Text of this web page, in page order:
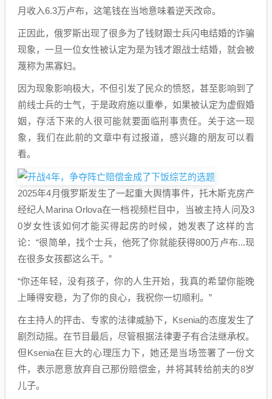
月收入6.3万卢布，这笔钱在当地意味着逆天改命。
正因此，俄罗斯出现了很多为了钱财跟士兵闪电结婚的诈骗
现象，一旦一位女性被认定为是为钱才跟战士结婚，就会被
蔑称为黑寡妇。
因为现象影响极大，不但引发了民众的愤怒，甚至影响到了
前线士兵的士气，于是政府施以重拳，如果被认定为虚假婚
姻，存活下来的人很可能就要面临刑事责任。关于这一现
象，我们在此前的文章中有过报道，感兴趣的朋友可以看
看。
2025年4月俄罗斯发生了一起重大舆情事件，托木斯克房产
经纪人Marina Orlova在一档视频栏目中，当被主持人问及3
0岁女性该如何才能买得起房的时候，她发表了这样的言
论：“很简单，找个士兵，他死了你就能获得800万卢布...现
在很多女孩都这么干。”
“你还年轻，没有孩子，你的人生开始，我真的希望你能晚
上睡得安稳，为了你的良心，我祝你一切顺利。”
在主持人的抨击、专家的法律威胁下，Ksenia的态度发生了
剧烈动摇。在节目最后，尽管根据法律妻子有合法继承权。
但Ksenia在巨大的心理压力下，她还是当场签署了一份文
件，表示愿意放弃自己那份赔偿金，并将其转给前夫的8岁
儿子。